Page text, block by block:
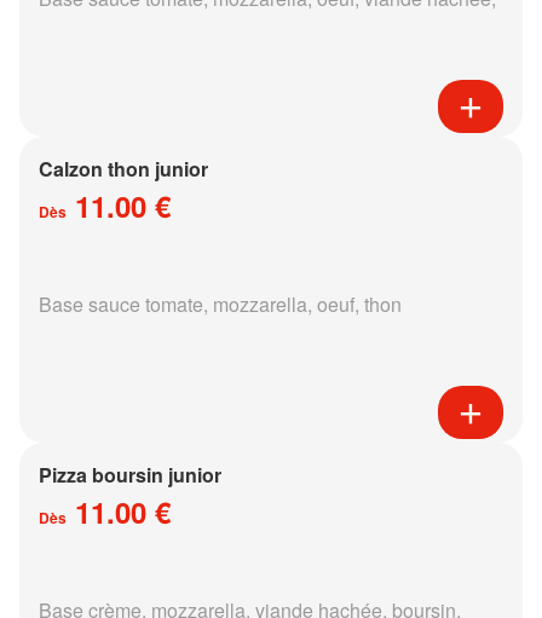
Calzon thon junior
Dès 11.00 €
Base sauce tomate, mozzarella, oeuf, thon
Pizza boursin junior
Dès 11.00 €
Base crème, mozzarella, viande hachée, boursin,